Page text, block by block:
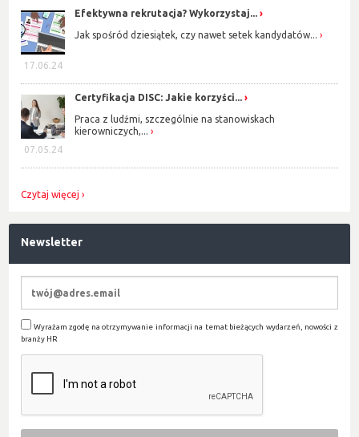
17.06.24
Efektywna rekrutacja? Wykorzystaj...
Jak spośród dziesiątek, czy nawet setek kandydatów...
07.05.24
Certyfikacja DISC: Jakie korzyści...
Praca z ludźmi, szczególnie na stanowiskach
kierowniczych,...
Czytaj więcej
Newsletter
Wyrażam zgodę na otrzymywanie informacji na temat bieżących wydarzeń, nowości z
branży HR